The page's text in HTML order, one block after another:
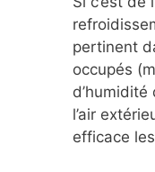
pertinent
occupés
d’humidité
l’air
efficace